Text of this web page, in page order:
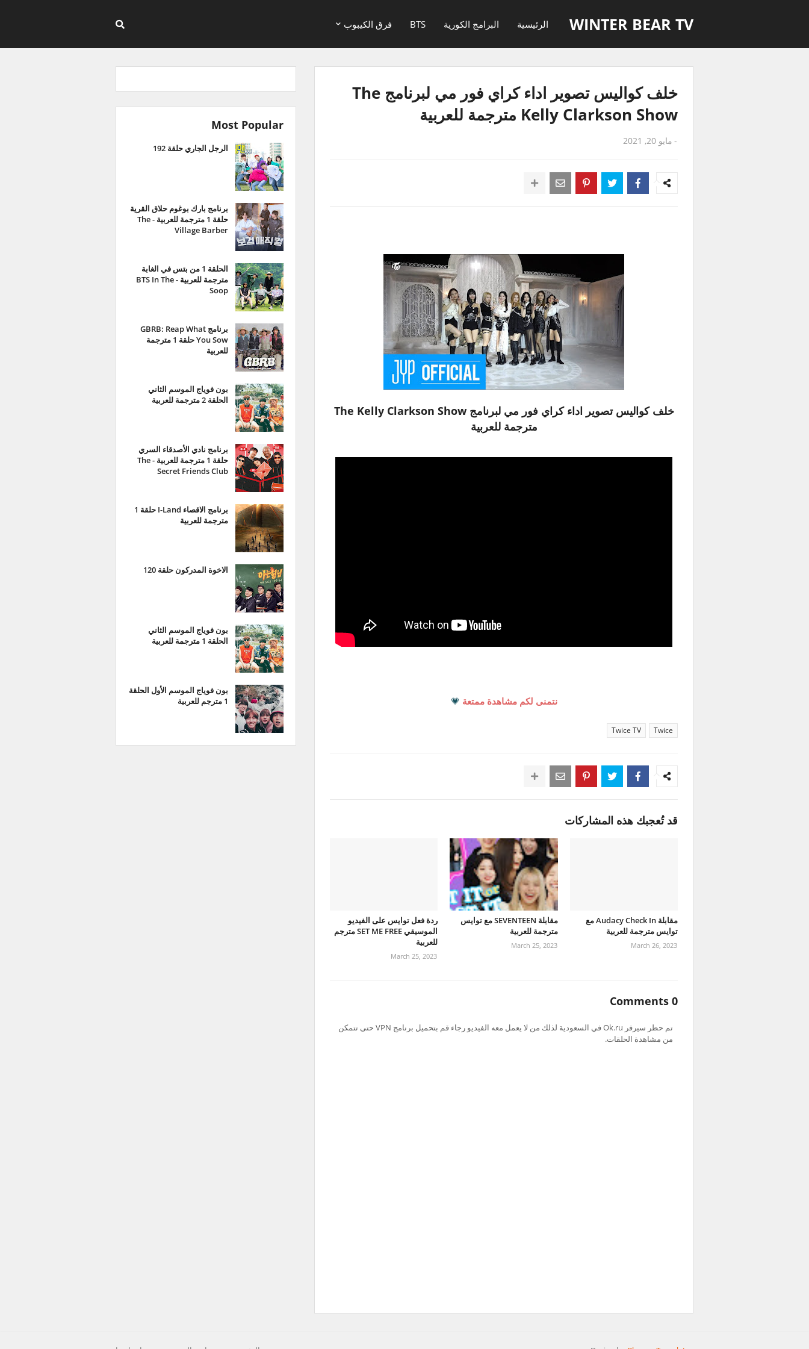
WINTER BEAR TV الرئيسية البرامج الكورية BTS فرق الكيبوب
خلف كواليس تصوير اداء كراي فور مي لبرنامج The
Kelly Clarkson Show مترجمة للعربية
- مايو 20, 2021
خلف كواليس تصوير اداء كراي فور مي لبرنامج The Kelly Clarkson Show
مترجمة للعربية
نتمنى لكم مشاهدة ممتعة 💗
Twice
Twice TV
قد تُعجبك هذه المشاركات
مقابلة Audacy Check In مع
توايس مترجمة للعربية
March 26, 2023
مقابلة SEVENTEEN مع توايس
مترجمة للعربية
March 25, 2023
ردة فعل توايس على الفيديو
الموسيقي SET ME FREE مترجم
للعربية
March 25, 2023
0 Comments
تم حظر سيرفر Ok.ru في السعودية لذلك من لا يعمل معه الفيديو رجاء قم بتحميل برنامج VPN حتى تتمكن
من مشاهدة الحلقات.
Most Popular
الرجل الجاري حلقة 192
برنامج بارك بوغوم حلاق القرية
حلقة 1 مترجمة للعربية - The
Village Barber
الحلقة 1 من بتس في الغابة
مترجمة للعربية - BTS In The
Soop
برنامج GBRB: Reap What
You Sow حلقة 1 مترجمة
للعربية
بون فوياج الموسم الثاني
الحلقة 2 مترجمة للعربية
برنامج نادي الأصدقاء السري
حلقة 1 مترجمة للعربية - The
Secret Friends Club
برنامج الاقصاء I-Land حلقة 1
مترجمة للعربية
الاخوة المدركون حلقة 120
بون فوياج الموسم الثاني
الحلقة 1 مترجمة للعربية
بون فوياج الموسم الأول الحلقة
1 مترجم للعربية